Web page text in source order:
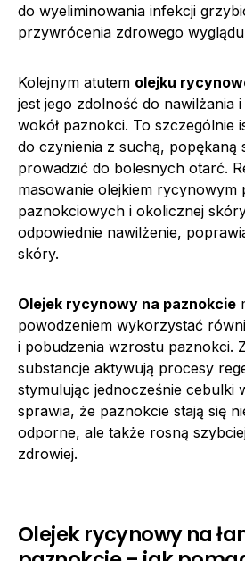
do wyeliminowania infekcji
przywrócenia zdrowego
Kolejnym atutem olejku
jest jego zdolność do nawilżania
wokół paznokci. To szczególnie
do czynienia z suchą, popękaną
prowadzić do bolesnych otarć.
masowanie olejkiem rycynowym
paznokciowych i okolicznej
odpowiednie nawilżenie,
skóry.
Olejek rycynowy na paznokcie
powodzeniem wykorzystać
i pobudzenia wzrostu paznokci.
substancje aktywują procesy
stymulując jednocześnie cebulki
sprawia, że paznokcie stają się
odporne, ale także rosną
zdrowiej.
Olejek rycynowy na